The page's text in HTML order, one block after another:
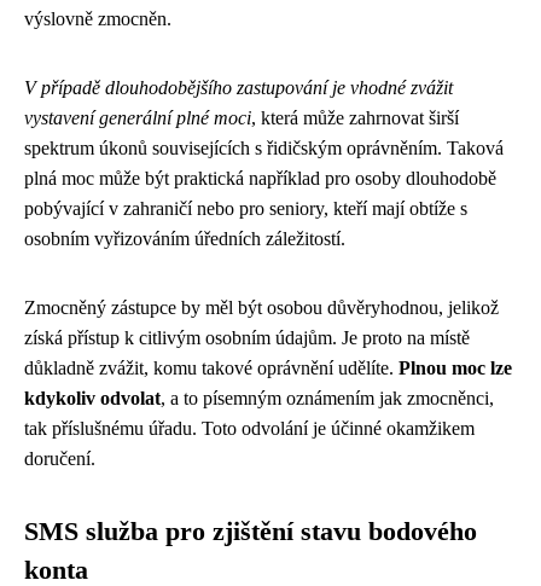
výslovně zmocněn.
V případě dlouhodobějšího zastupování je vhodné zvážit
vystavení generální plné moci, která může zahrnovat širší
spektrum úkonů souvisejících s řidičským oprávněním. Taková
plná moc může být praktická například pro osoby dlouhodobě
pobývající v zahraničí nebo pro seniory, kteří mají obtíže s
osobním vyřizováním úředních záležitostí.
Zmocněný zástupce by měl být osobou důvěryhodnou, jelikož
získá přístup k citlivým osobním údajům. Je proto na místě
důkladně zvážit, komu takové oprávnění udělíte. Plnou moc lze
kdykoliv odvolat, a to písemným oznámením jak zmocněnci,
tak příslušnému úřadu. Toto odvolání je účinné okamžikem
doručení.
SMS služba pro zjištění stavu bodového
konta